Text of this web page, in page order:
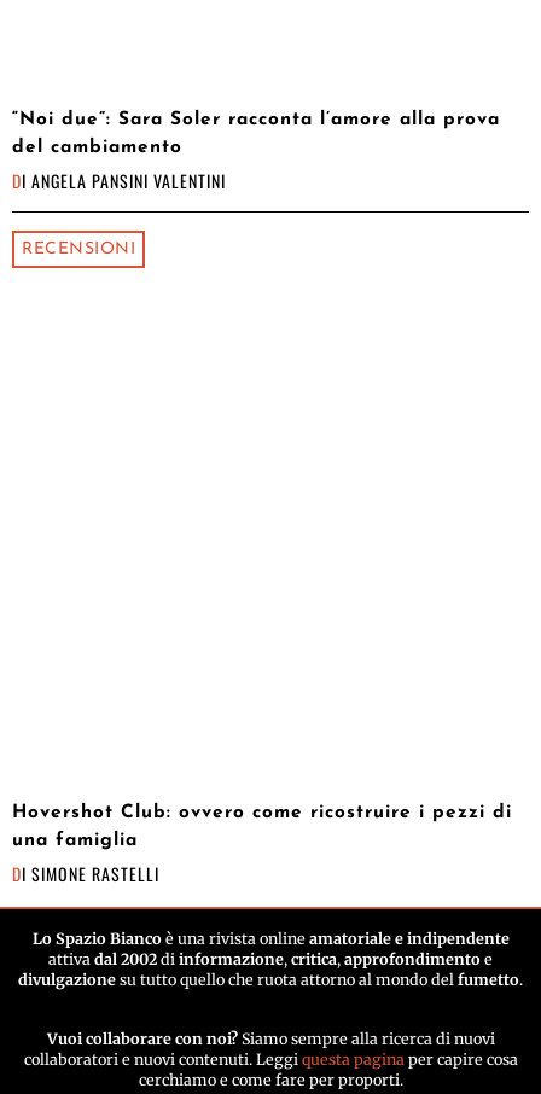
“Noi due”: Sara Soler racconta l’amore alla prova
del cambiamento
DI ANGELA PANSINI VALENTINI
RECENSIONI
Hovershot Club: ovvero come ricostruire i pezzi di
una famiglia
DI SIMONE RASTELLI
Lo Spazio Biancoè una rivista online amatoriale e indipendente
attiva dal 2002 di informazione, critica, approfondimento e
divulgazione su tutto quello che ruota attorno al mondo del fumetto.
Vuoi collaborare con noi? Siamo sempre alla ricerca di nuovi
collaboratori e nuovi contenuti. Leggi questa paginaper capire cosa
cerchiamo e come fare per proporti.